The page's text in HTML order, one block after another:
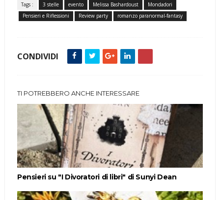
Tags : 3 stelle evento Melissa Bashardoust
Mondadori
Pensieri e Riflessioni
Review party romanzo paranormal-fantasy
CONDIVIDI
TI POTREBBERO ANCHE INTERESSARE
Pensieri su "I Divoratori di libri" di Sunyi Dean